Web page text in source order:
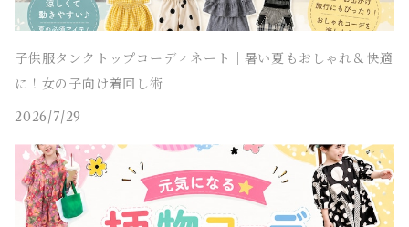
子供服タンクトップコーディネート｜暑い夏もおしゃれ＆快適
に！女の子向け着回し術
2026/7/29